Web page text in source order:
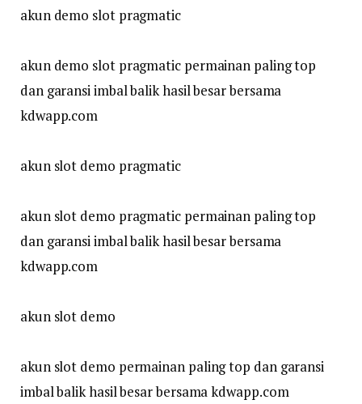
akun demo slot pragmatic
akun demo slot pragmatic permainan paling top
dan garansi imbal balik hasil besar bersama
kdwapp.com
akun slot demo pragmatic
akun slot demo pragmatic permainan paling top
dan garansi imbal balik hasil besar bersama
kdwapp.com
akun slot demo
akun slot demo permainan paling top dan garansi
imbal balik hasil besar bersama kdwapp.com